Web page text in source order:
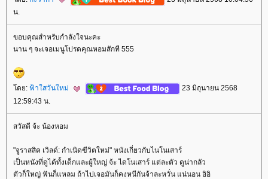
น.
ขอบคุณสำหรับกำลังใจนะคะ
นาน ๆ จะเจอเมนูโปรดคุณหอมสักที 555
ดย: ฟ้าใสวันใหม่
23 มิถุนายน 2568
12:59:43 น.
สวัสดี จ้ะ น้องหอม
"จูราสสิค เวิลด์: กำเนิดฃีวิตใหม่" หนังเกี่ยวกับไนโนเสาร์
เป็นหนังที่ดูได้ทั้งเด็กและผู้ใหญ่ จ้ะ ไดโนเสาร์ แต่ละตัว ดูน่ากลัว
ตัวก็ใหญ่ ฟันก็แหลม ถ้าไปเจอมันก็คงหนีกันจ้าละหวั่น แน่นอน อิอิ